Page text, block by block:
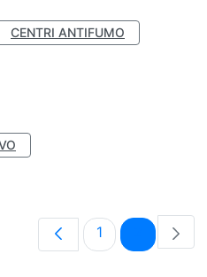
CENTRI ANTIFUMO
Pagina
1 Pagina